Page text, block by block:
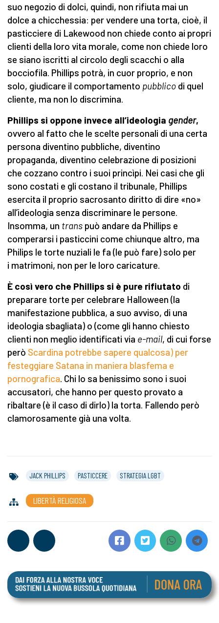
suo negozio di dolci, quindi, non rifiuta mai un
dolce a chicchessia: per vendere una torta, cioè, il
pasticciere di Lakewood non chiede conto ai propri
clienti della loro vita morale, come non chiede loro
se siano iscritti al circolo degli scacchi o alla
bocciofila. Phillips potrà, in cuor proprio, e non
solo, giudicare il comportamento pubblico di quel
cliente, ma non lo discrimina.
Phillips si oppone invece all’ideologia gender,
ovvero al fatto che le scelte personali di una certa
persona diventino pubbliche, diventino
propaganda, diventino celebrazione di posizioni
che cozzano contro i suoi princìpi. Nei casi che gli
sono costati e gli costano il tribunale, Phillips
esercita il proprio sacrosanto diritto di dire «no»
all’ideologia senza discriminare le persone.
Insomma, un trans può andare da Phillips e
comperarsi i pasticcini come chiunque altro, ma
Philips le torte nuziali le fa (le può fare) solo per
i matrimoni, non per le loro caricature.
È così vero che Phillips si è pure rifiutato di
preparare torte per celebrare Halloween (la
manifestazione pubblica, a suo avviso, di una
ideologia sbagliata) o (come gli hanno chiesto
clienti non meglio identificati via e-mail, di cui forse
però Scardina potrebbe sapere qualcosa) per
festeggiare Satana in maniera blasfema e
pornografica. Chi lo sa benissimo sono i suoi
accusatori, che hanno per questo provato a
ribaltare (è il caso di dirlo) la torta. Fallendo però
clamorosamente già una volta.
JACK PHILLIPS PASTICCERE STRATEGIA LGBT
LIBERTÀ RELIGIOSA